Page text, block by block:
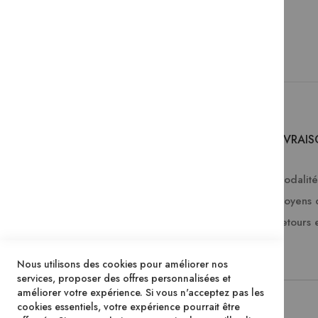
Nous utilisons des cookies pour améliorer nos
services, proposer des offres personnalisées et
améliorer votre expérience. Si vous n'acceptez pas les
cookies essentiels, votre expérience pourrait être